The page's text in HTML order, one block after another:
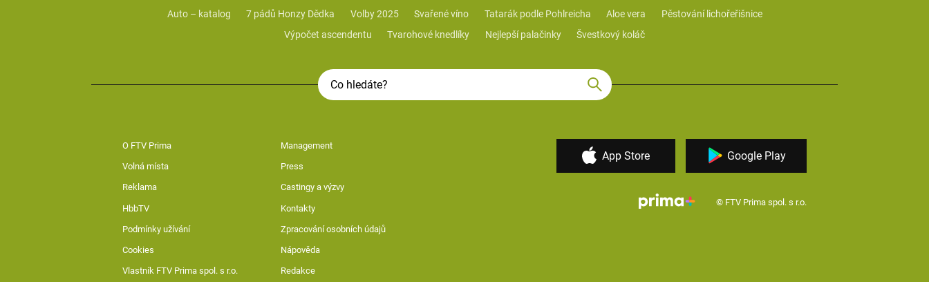
Auto – katalog
7 pádů Honzy Dědka Volby 2025 Svařené víno Tatarák podle Pohlreicha Aloe vera
Pěstování lichořeřišnice
Výpočet ascendentu
Tvarohové knedlíky Nejlepší palačinky Švestkový koláč
O FTV Prima Management
Volná místa Press
Reklama Castingy a výzvy
HbbTV Kontakty
Podmínky užívání Zpracování osobních údajů
Cookies Nápověda
Vlastník FTV Prima spol. s r.o. Redakce
App Store Google Play
© FTV Prima spol. s r.o.